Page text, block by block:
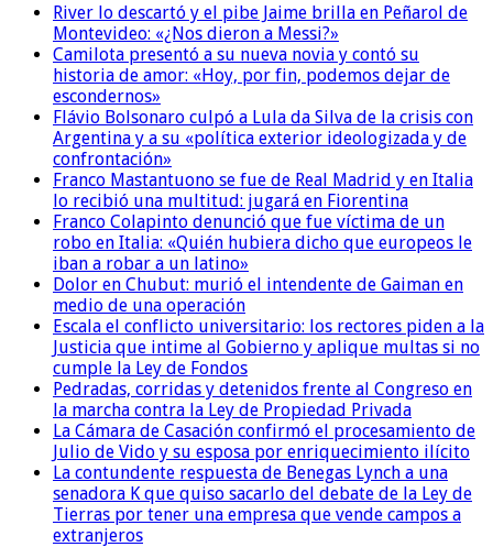
River lo descartó y el pibe Jaime brilla en Peñarol de
Montevideo: «¿Nos dieron a Messi?»
Camilota presentó a su nueva novia y contó su
historia de amor: «Hoy, por fin, podemos dejar de
escondernos»
Flávio Bolsonaro culpó a Lula da Silva de la crisis con
Argentina y a su «política exterior ideologizada y de
confrontación»
Franco Mastantuono se fue de Real Madrid y en Italia
lo recibió una multitud: jugará en Fiorentina
Franco Colapinto denunció que fue víctima de un
robo en Italia: «Quién hubiera dicho que europeos le
iban a robar a un latino»
Dolor en Chubut: murió el intendente de Gaiman en
medio de una operación
Escala el conflicto universitario: los rectores piden a la
Justicia que intime al Gobierno y aplique multas si no
cumple la Ley de Fondos
Pedradas, corridas y detenidos frente al Congreso en
la marcha contra la Ley de Propiedad Privada
La Cámara de Casación confirmó el procesamiento de
Julio de Vido y su esposa por enriquecimiento ilícito
La contundente respuesta de Benegas Lynch a una
senadora K que quiso sacarlo del debate de la Ley de
Tierras por tener una empresa que vende campos a
extranjeros